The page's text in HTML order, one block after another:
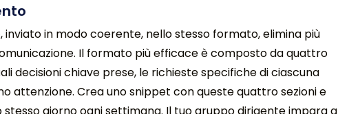
in modo coerente, nello stesso formato, elimina più
Il formato più efficace è composto da quattro
decisioni chiave prese, le richieste specifiche di ciascuna
attenzione. Crea uno snippet con queste quattro sezioni e
giorno ogni settimana. Il tuo gruppo dirigente impara a